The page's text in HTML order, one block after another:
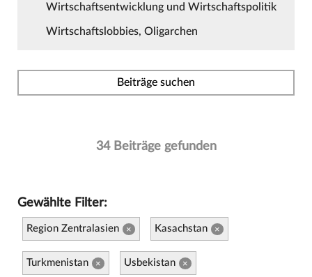
Wirtschaftsentwicklung und Wirtschaftspolitik
Wirtschaftslobbies, Oligarchen
Beiträge suchen
34 Beiträge gefunden
Gewählte Filter:
Region Zentralasien × Kasachstan ×
Turkmenistan × Usbekistan ×